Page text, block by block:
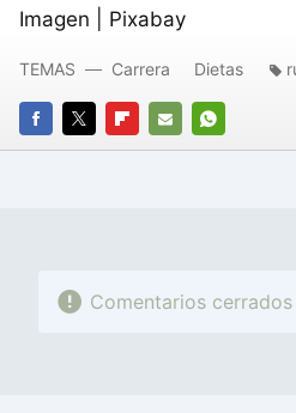
Imagen | Pixabay
FACEBOOK
TWITTERFLIPBOARD
E-
WHATSAPP
TEMAS Carrera Dietas
Comentarios cerrados